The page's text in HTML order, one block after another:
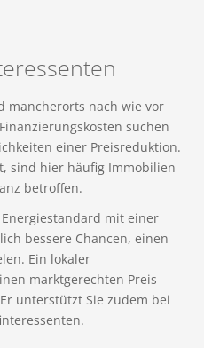
mancherorts nach wie vor
suchen
einer Preisreduktion.
sind hier häufig Immobilien
betroffen.
mit einer
bessere Chancen, einen
Ein lokaler
marktgerechten Preis
unterstützt Sie zudem bei